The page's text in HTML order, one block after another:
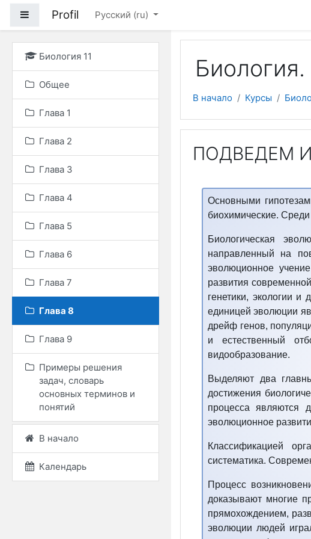
Боковая панель
Profil Русский ‎(ru)‎
Биология 11
Общее
Глава 1
Глава 2
Глава 3
Глава 4
Глава 5
Глава 6
Глава 7
Глава 8
Глава 9
Примеры решения
задач, словарь
основных терминов и
понятий
В начало
Календарь
Биология.
В начало Курсы
ПОДВЕДЕМ
Основными
биохимические.
Биологическая
направленный на
эволюционное
развития
генетики, экологии
единицей эволюции
дрейф генов,
и естественный
видообразование.
Выделяют два
достижения
процесса являются
эволюционное
Классификацией
систематика.
Процесс
доказывают многие
прямохождением,
эволюции людей